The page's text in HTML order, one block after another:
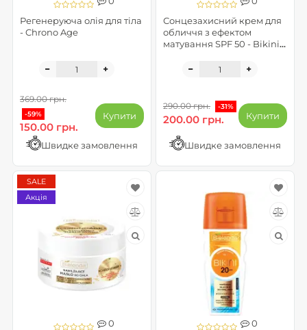
Регенеруюча олія для тіла
- Chrono Age
369.00 грн.
-59%
150.00 грн.
Купити
Швидке замовлення
Сонцезахисний крем для
обличчя з ефектом
матування SPF 50 - Bikini
290.00 грн. -31%
200.00 грн. Купити
Швидке замовлення
0
SALE
Акція
0